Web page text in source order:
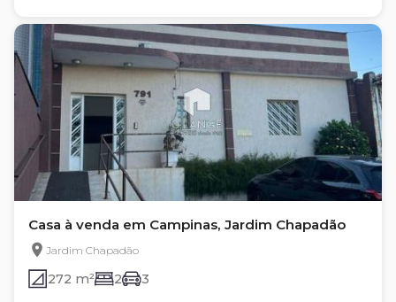
Casa à venda em Campinas, Jardim Chapadão
Jardim Chapadão
272 m² 2 3